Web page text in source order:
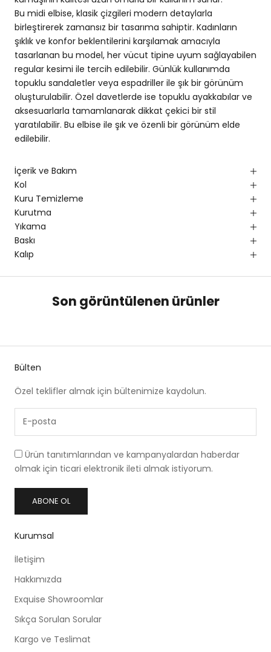
Bu midi elbise, klasik çizgileri modern detaylarla
birleştirerek zamansız bir tasarıma sahiptir. Kadınların
şıklık ve konfor beklentilerini karşılamak amacıyla
tasarlanan bu model, her vücut tipine uyum sağlayabilen
regular kesimi ile tercih edilebilir. Günlük kullanımda
topuklu sandaletler veya espadriller ile şık bir görünüm
oluşturulabilir. Özel davetlerde ise topuklu ayakkabılar ve
aksesuarlarla tamamlanarak dikkat çekici bir stil
yaratılabilir. Bu elbise ile şık ve özenli bir görünüm elde
edilebilir.
İçerik ve Bakım
Kol
Kuru Temizleme
Kurutma
Yıkama
Baskı
Kalıp
Son görüntülenen ürünler
Bülten
Özel teklifler almak için bültenimize kaydolun.
Ürün tanıtımlarından ve kampanyalardan haberdar
olmak için ticari elektronik ileti almak istiyorum.
ABONE OL
Kurumsal
İletişim
Hakkımızda
Exquise Showroomlar
Sıkça Sorulan Sorular
Kargo ve Teslimat